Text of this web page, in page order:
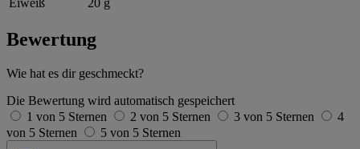
Bewertung
Wie hat es dir geschmeckt?
Die Bewertung wird automatisch gespeichert
1 von 5 Sternen
2 von 5 Sternen 3 von 5 Sternen
4
von 5 Sternen
5 von 5 Sternen